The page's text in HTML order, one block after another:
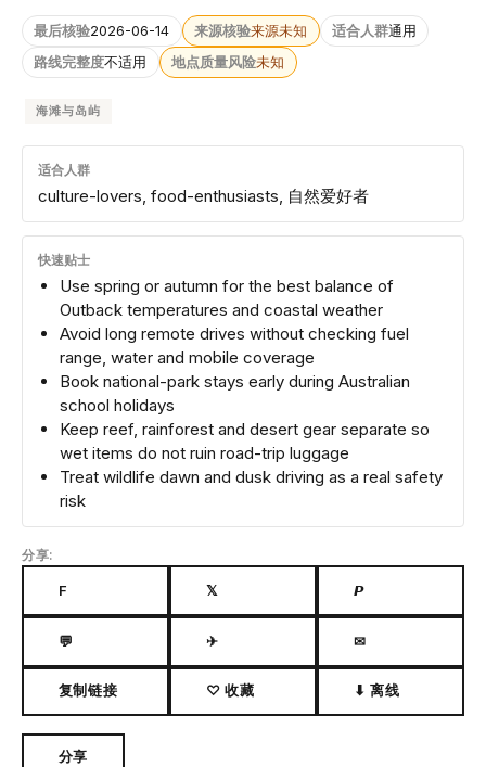
最后核验2026-06-14 来源核验来源未知 适合人群通用
路线完整度不适用 地点质量风险未知
海滩与岛屿
适合人群
culture-lovers, food-enthusiasts, 自然爱好者
快速贴士
Use spring or autumn for the best balance of
Outback temperatures and coastal weather
Avoid long remote drives without checking fuel
range, water and mobile coverage
Book national-park stays early during Australian
school holidays
Keep reef, rainforest and desert gear separate so
wet items do not ruin road-trip luggage
Treat wildlife dawn and dusk driving as a real safety
risk
分享:
F 𝕏 𝙋
💬 ✈ ✉
复制链接 ♡ 收藏 ⬇ 离线
分享